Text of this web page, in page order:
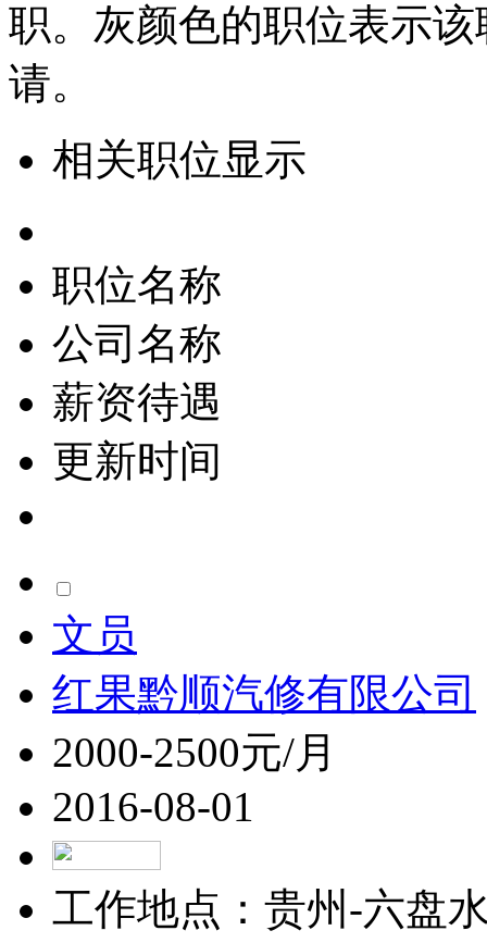
职。灰颜色的职位表示
请。
相关职位显示
职位名称
公司名称
薪资待遇
更新时间
文员
红果黔顺汽修有限公司
2000-2500元/月
2016-08-01
工作地点：贵州-六盘